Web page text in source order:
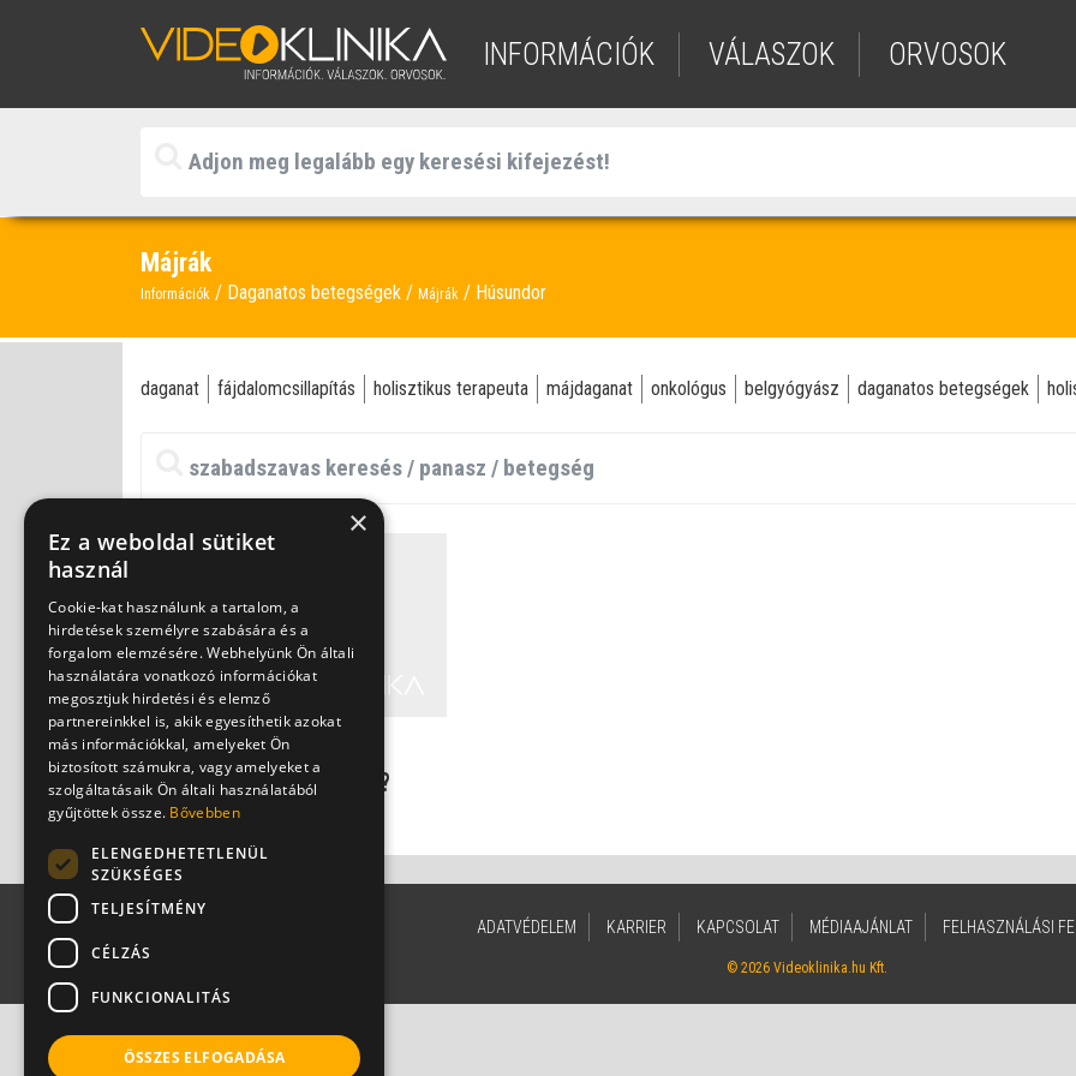
INFORMÁCIÓK VÁLASZOK ORVOSOK
Májrák
Információk Daganatos betegségek Májrák Húsundor
daganat fájdalomcsillapítás holisztikus terapeuta májdaganat onkológus belgyógyász daganatos betegségek
Édesség- és húsundor:
Tényleg rákot jelezhet?
Dr. Szántó István
ADATVÉDELEM KARRIER KAPCSOLAT MÉDIAAJÁNLAT FELHASZNÁLÁSI
© 2026 Videoklinika.hu Kft.
×
Ez a weboldal sütiket
használ
Cookie-kat használunk a tartalom, a
hirdetések személyre szabására és a
forgalom elemzésére. Webhelyünk Ön általi
használatára vonatkozó információkat
megosztjuk hirdetési és elemző
partnereinkkel is, akik egyesíthetik azokat
más információkkal, amelyeket Ön
biztosított számukra, vagy amelyeket a
szolgáltatásaik Ön általi használatából
gyűjtöttek össze. Bővebben
ELENGEDHETETLENÜL
SZÜKSÉGES
TELJESÍTMÉNY
CÉLZÁS
FUNKCIONALITÁS
ÖSSZES ELFOGADÁSA